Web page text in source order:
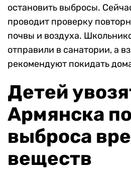
остановить выбросы.
проводит проверку
почвы и воздуха.
отправили в санатории, а
рекомендуют покидать
Детей
Армянска
выброса
веществ